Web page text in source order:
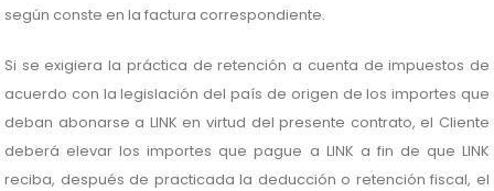
según conste en la factura correspondiente.
Si se exigiera la práctica de retención a cuenta de impuestos de
acuerdo con la legislación del país de origen de los importes que
deban abonarse a LINK en virtud del presente contrato, el Cliente
deberá elevar los importes que pague a LINK a fin de que LINK
reciba, después de practicada la deducción o retención fiscal, el